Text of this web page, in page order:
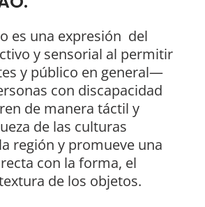
es una expresión del
y sensorial al permitir
y público en general—
con discapacidad
de manera táctil y
de las culturas
región y promueve una
con la forma, el
de los objetos.